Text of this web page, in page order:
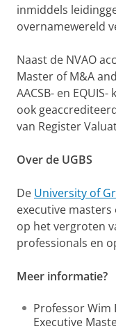
inmiddels
overnamewereld
Naast de NVAO
Master of M&A
AACSB- en
ook
van Register
Over de UGBS
De University of
executive masters
op het vergroten
professionals en
Meer informatie?
Professor
Executive